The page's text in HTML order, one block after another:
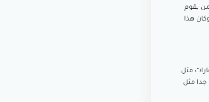
يقوم
هذا
مثل
جدا مثل